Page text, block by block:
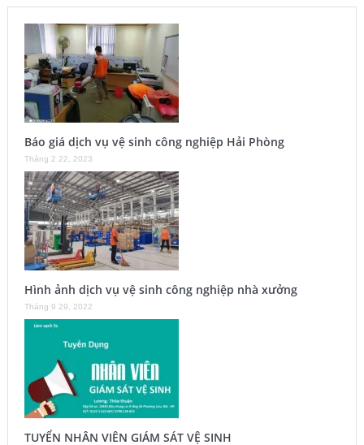
Báo giá dịch vụ vệ sinh công nghiệp Hải Phòng
Tháng 2 22, 2023
Hình ảnh dịch vụ vệ sinh công nghiệp nhà xưởng
Tháng 9 29, 2022
TUYỂN NHÂN VIÊN GIÁM SÁT VỆ SINH